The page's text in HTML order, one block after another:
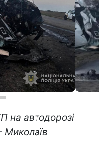
на автодорозі
Миколаїв